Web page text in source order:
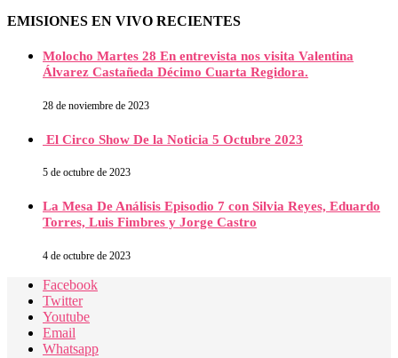
EMISIONES EN VIVO RECIENTES
Molocho Martes 28 En entrevista nos visita Valentina
Álvarez Castañeda Décimo Cuarta Regidora.
28 de noviembre de 2023
El Circo Show De la Noticia 5 Octubre 2023
5 de octubre de 2023
La Mesa De Análisis Episodio 7 con Silvia Reyes, Eduardo
Torres, Luis Fimbres y Jorge Castro
4 de octubre de 2023
Facebook
Twitter
Youtube
Email
Whatsapp